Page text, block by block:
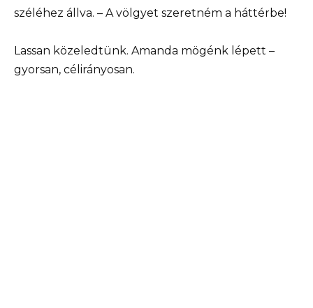
széléhez állva. – A völgyet szeretném a háttérbe!
Lassan közeledtünk. Amanda mögénk lépett –
gyorsan, célirányosan.